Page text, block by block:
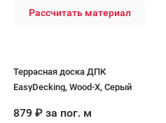
Рассчитать материал
Террасная доска ДПК
EasyDecking, Wood-X, Серый
879 ₽ за пог. м